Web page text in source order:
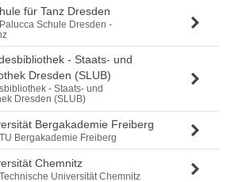
für Tanz Dresden
Schule Dresden -
- Staats- und
Dresden (SLUB)
- Staats- und
Dresden (SLUB)
Bergakademie Freiberg
Bergakademie Freiberg
Chemnitz
Universität Chemnitz